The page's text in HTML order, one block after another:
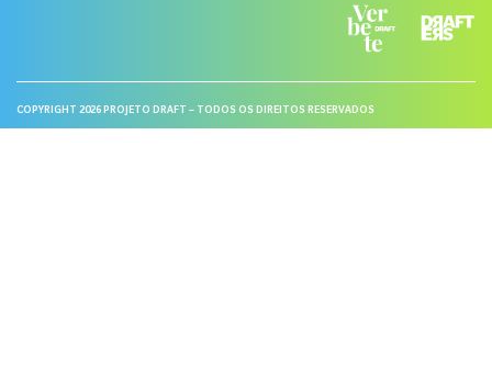
COPYRIGHT 2026 PROJETO DRAFT – TODOS OS DIREITOS RESERVADOS